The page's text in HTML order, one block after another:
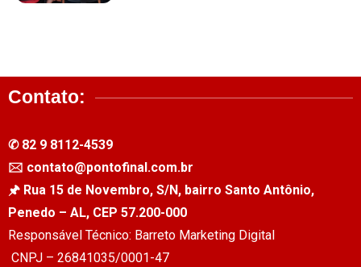
Contato:
✆ 82 9 8112-4539
🖂 contato@pontofinal.com.br
🖈 Rua 15 de Novembro, S/N, bairro Santo Antônio,
Penedo – AL, CEP 57.200-000
Responsável Técnico: Barreto Marketing Digital
CNPJ – 26841035/0001-47